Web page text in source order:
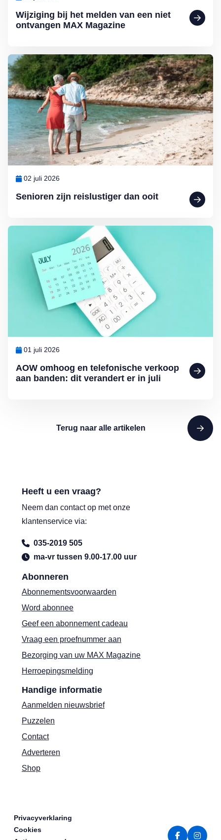
Wijziging bij het melden van een niet
ontvangen MAX Magazine
Senioren zijn reislustiger dan ooit
02 juli 2026
Lees meer over Senioren zijn reislustiger dan ooit
AOW omhoog en telefonische verkoop
aan banden: dit verandert er in juli
01 juli 2026
Lees meer over AOW omhoog en telefonische verkoop aan
Terug naar alle artikelen
Abonneren
Abonnementsvoorwaarden
Word abonnee
Geef een abonnement cadeau
Vraag een proefnummer aan
Bezorging van uw MAX Magazine
Herroepingsmelding
Handige informatie
Aanmelden nieuwsbrief
Puzzelen
Contact
Adverteren
Shop
Heeft u een vraag?
Neem dan contact op met onze
klantenservice via:
035-2019 505
ma-vr tussen 9.00-17.00 uur
Privacyverklaring
Cookies